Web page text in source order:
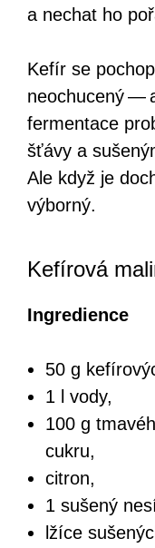
a nechat ho
Kefír se
neochucený —
fermentace
šťávy a
Ale když je
výborný.
Kefírová
Ingredience
50 g
1 l vody,
100 g
cukru,
citron,
1 sušený
lžíce